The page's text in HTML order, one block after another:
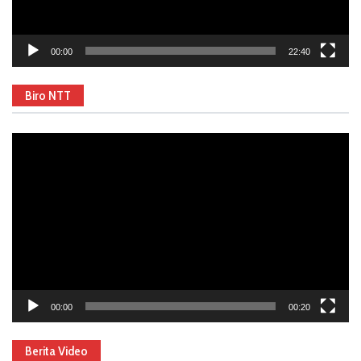
00:00 22:40
Biro NTT
00:00 00:20
Berita Video